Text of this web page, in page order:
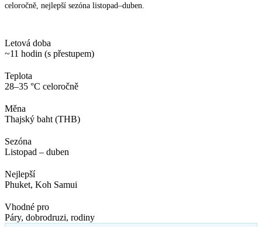
celoročně, nejlepší sezóna listopad–duben.
Letová doba
~11 hodin (s přestupem)
Teplota
28–35 °C celoročně
Měna
Thajský baht (THB)
Sezóna
Listopad – duben
Nejlepší
Phuket, Koh Samui
Vhodné pro
Páry, dobrodruzi, rodiny